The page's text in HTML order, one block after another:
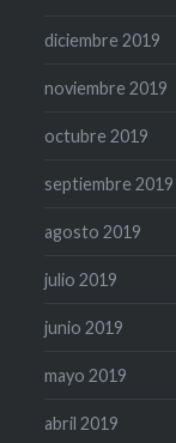
diciembre 2019
noviembre 2019
octubre 2019
septiembre 2019
agosto 2019
julio 2019
junio 2019
mayo 2019
abril 2019